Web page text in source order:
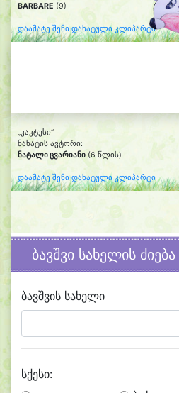
BARBARE (9)
დაამატე შენი დახატული კლიპარტი
„კაკტუსი“
ნახატის ავტორი:
ნატალი ცვარიანი (6 წლის)
დაამატე შენი დახატული კლიპარტი
ბავშვი სახელის ძიება
ბავშვის სახელი
სქესი: